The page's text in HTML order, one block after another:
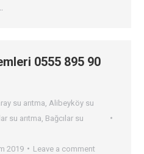
0555 895 90
su arıtma Alibeyköy su
su arıtma Bağcılar su
2019 Leave a comment